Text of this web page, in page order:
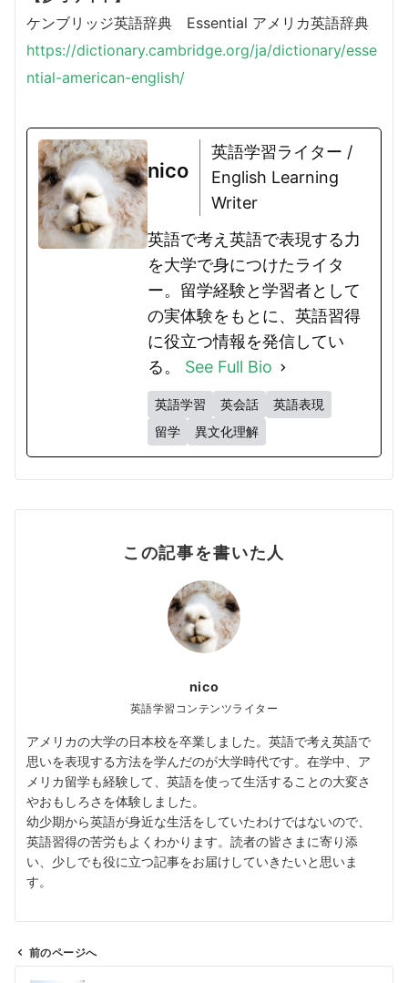
ケンブリッジ英語辞典 Essential アメリカ英語辞典
https://dictionary.cambridge.org/ja/dictionary/esse
ntial-american-english/
nico
英語学習ライター /
English Learning
Writer
英語で考え英語で表現する力
を大学で身につけたライタ
ー。留学経験と学習者として
の実体験をもとに、英語習得
に役立つ情報を発信してい
る。 See Full Bio
英語学習 英会話
英語表現
留学
異文化理解
この記事を書いた人
nico
英語学習コンテンツライター
アメリカの大学の日本校を卒業しました。英語で考え英語で
思いを表現する方法を学んだのが大学時代です。在学中、ア
メリカ留学も経験して、英語を使って生活することの大変さ
やおもしろさを体験しました。
幼少期から英語が身近な生活をしていたわけではないので、
英語習得の苦労もよくわかります。読者の皆さまに寄り添
い、少しでも役に立つ記事をお届けしていきたいと思いま
す。
前のページへ